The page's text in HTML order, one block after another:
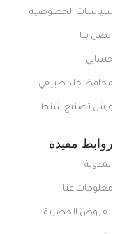
سياسات الخصوصية
اتصل بنا
حسابي
محافظ جلد طبيعي
ورش تصنيع شنط
روابط مفيدة
المدونة
معلومات عنا
العروض الحصرية